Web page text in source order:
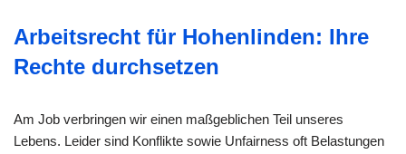
Arbeitsrecht für Hohenlinden: Ihre
Rechte durchsetzen
Am Job verbringen wir einen maßgeblichen Teil unseres
Lebens. Leider sind Konflikte sowie Unfairness oft Belastungen